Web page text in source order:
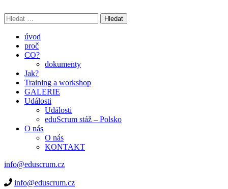
to
content
(Press
Enter)
Spolupráce, která vám dá křídla
Vyhledávání
úvod
proč
CO?
dokumenty
Jak?
Training a workshop
GALERIE
Události
Události
eduScrum stáž – Polsko
O nás
O nás
KONTAKT
info@eduscrum.cz
info@eduscrum.cz